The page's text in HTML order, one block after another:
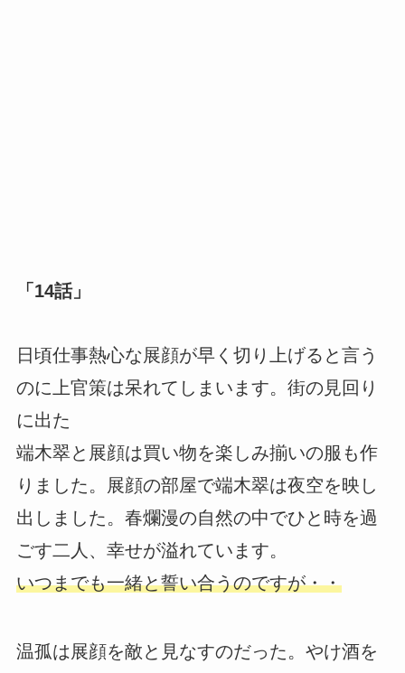
「14話」
日頃仕事熱心な展顔が早く切り上げると言う
のに上官策は呆れてしまいます。街の見回り
に出た
端木翠と展顔は買い物を楽しみ揃いの服も作
りました。展顔の部屋で端木翠は夜空を映し
出しました。春爛漫の自然の中でひと時を過
ごす二人、幸せが溢れています。
いつまでも一緒と誓い合うのですが・・
温孤は展顔を敵と見なすのだった。やけ酒を